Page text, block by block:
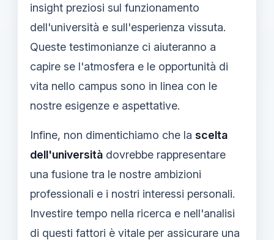
insight preziosi sul funzionamento
dell'università e sull'esperienza vissuta.
Queste testimonianze ci aiuteranno a
capire se l'atmosfera e le opportunità di
vita nello campus sono in linea con le
nostre esigenze e aspettative.
Infine, non dimentichiamo che la scelta
dell'università dovrebbe rappresentare
una fusione tra le nostre ambizioni
professionali e i nostri interessi personali.
Investire tempo nella ricerca e nell'analisi
di questi fattori è vitale per assicurare una